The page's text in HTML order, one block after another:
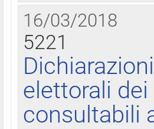
16/03/2018
5221
elettorali
consultabili